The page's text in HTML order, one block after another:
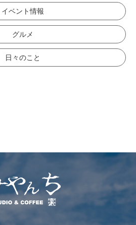
イベント情報
グルメ
日々のこと